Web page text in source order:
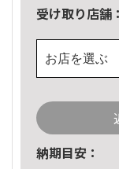
受け取り店舗：
お店を選ぶ
納期目安：